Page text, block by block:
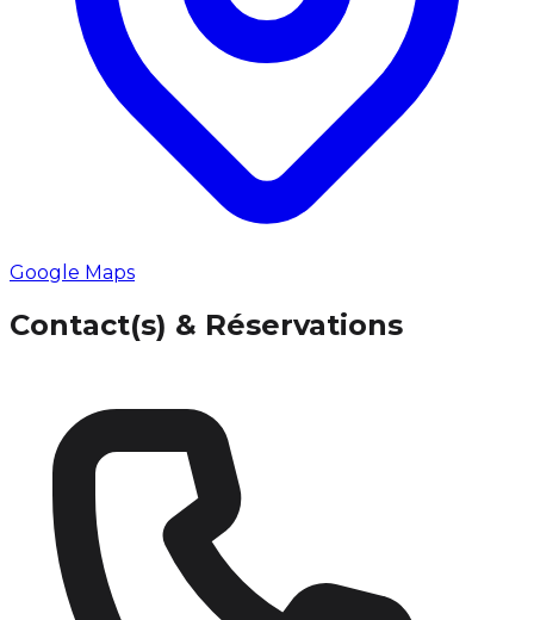
Google Maps
Contact(s) & Réservations